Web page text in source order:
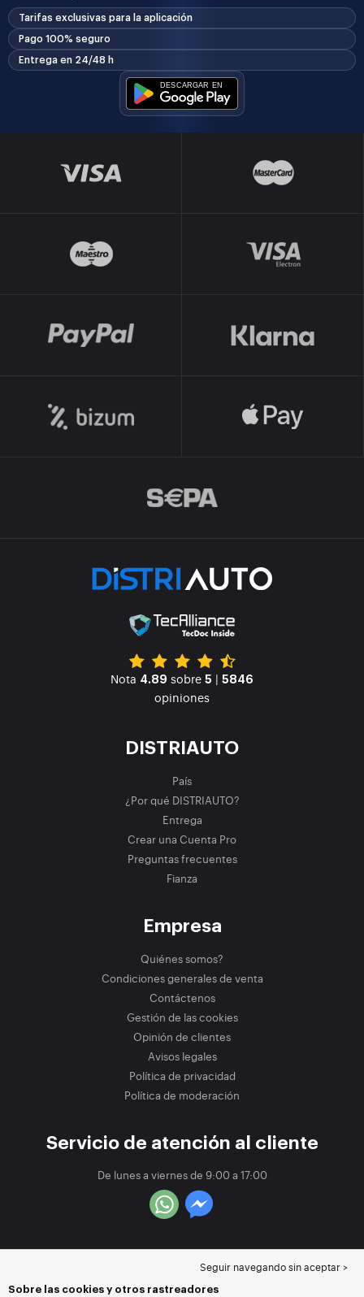
Tarifas exclusivas para la aplicación
Pago 100% seguro
Entrega en 24/48 h
Nota 4.89 sobre 5 | 5846
opiniones
DISTRIAUTO
País
¿Por qué DISTRIAUTO?
Entrega
Crear una Cuenta Pro
Preguntas frecuentes
Fianza
Empresa
Quiénes somos?
Condiciones generales de venta
Contáctenos
Gestión de las cookies
Opinión de clientes
Avisos legales
Política de privacidad
Política de moderación
Servicio de atención al cliente
De lunes a viernes de 9:00 a 17:00
Seguir navegando sin aceptar >
Sobre las cookies y otros rastreadores